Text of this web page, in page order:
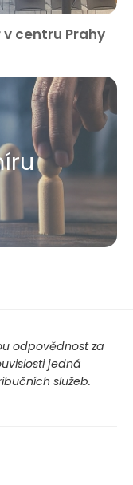
centru Prahy
odpovědnost za
jedná
služeb.